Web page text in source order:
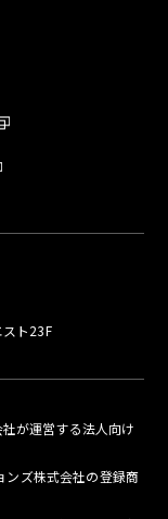
ト23F
が運営する法人向け
ンズ株式会社の登録商